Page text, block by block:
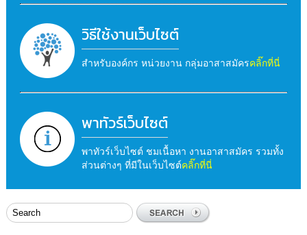
วิธีใช้งานเว็บไซต์
สำหรับองค์กร หน่วยงาน กลุ่มอาสาสมัครคลิ๊กที่นี่
พาทัวร์เว็บไซต์
พาทัวร์เว็บไซต์ ชมเนื้อหา งานอาสาสมัคร รวมทั้ง
ส่วนต่างๆ ที่มีในเว็บไซต์คลิ๊กที่นี่